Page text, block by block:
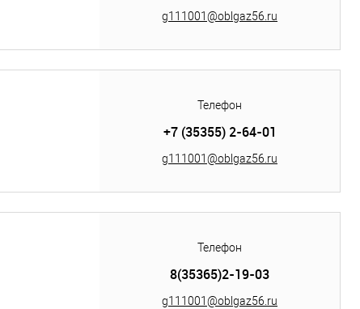
g111001@oblgaz56.ru
Телефон
+7 (35355) 2-64-01
g111001@oblgaz56.ru
Телефон
8(35365)2-19-03
g111001@oblgaz56.ru